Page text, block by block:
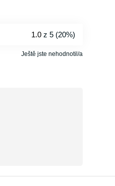
1.0 z 5 (20%)
Ještě jste nehodnotil/a